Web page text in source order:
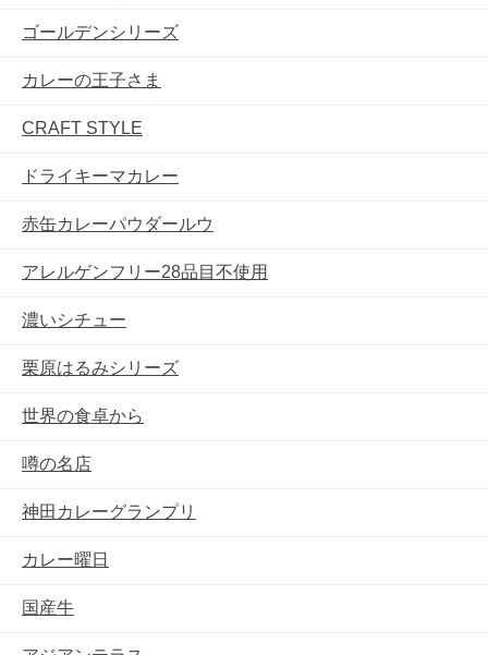
ゴールデンシリーズ
カレーの王子さま
CRAFT STYLE
ドライキーマカレー
赤缶カレーパウダールウ
アレルゲンフリー28品目不使用
濃いシチュー
栗原はるみシリーズ
世界の食卓から
噂の名店
神田カレーグランプリ
カレー曜日
国産牛